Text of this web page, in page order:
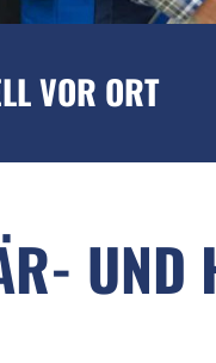
VOR ORT
UND